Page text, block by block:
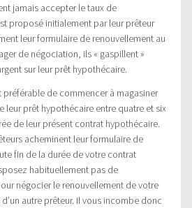
jamais accepter le taux de
proposé initialement par leur prêteur
leur formulaire de renouvellement au
de négociation, ils « gaspillent »
sur leur prêt hypothécaire.
préférable de commencer à magasiner
leur prêt hypothécaire entre quatre et six
de leur présent contrat hypothécaire.
acheminent leur formulaire de
fin de la durée de votre contrat
habituellement pas de
négocier le renouvellement de votre
autre prêteur. Il vous incombe donc